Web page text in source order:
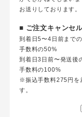
お送りしております。
■ ご注文キャンセ
到着日5〜4日前まで
手数料の50%
到着日3日前〜発送後
手数料の100%
※振込手数料275円を
す。